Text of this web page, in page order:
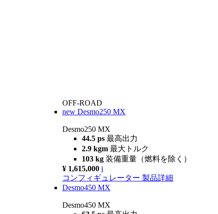
OFF-ROAD
new Desmo250 MX
Desmo250 MX
44.5 ps 最高出力
2.9 kgm 最大トルク
103 kg 装備重量（燃料を除く）
¥ 1,615,000 i
コンフィギュレーター 製品詳細
Desmo450 MX
Desmo450 MX